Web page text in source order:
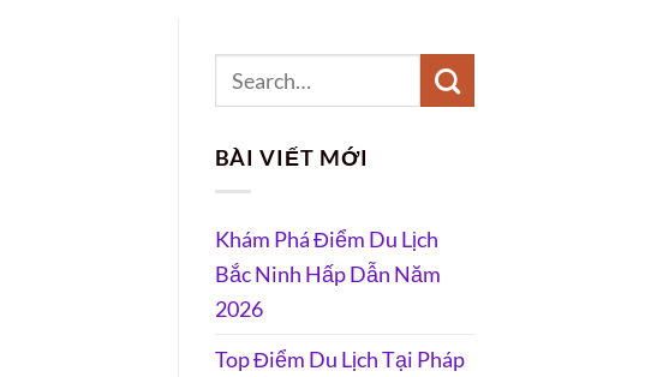
BÀI VIẾT MỚI
Khám Phá Điểm Du Lịch
Bắc Ninh Hấp Dẫn Năm
2026
Top Điểm Du Lịch Tại Pháp